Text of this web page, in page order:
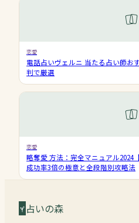
恋愛
電話占いヴェルニ 当たる占い師お
判で厳選
恋愛
略奪愛 方法：完全マニュアル2024
成功率3倍の極意と全段階別攻略法
占いの森